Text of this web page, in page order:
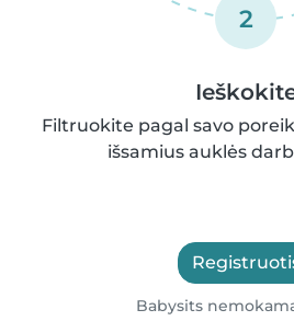
2
Filtruokite pagal savo
išsamius auklės
Babysits